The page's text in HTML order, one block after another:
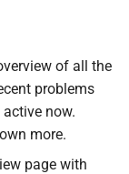
of all the
problems
now.
more.
page with